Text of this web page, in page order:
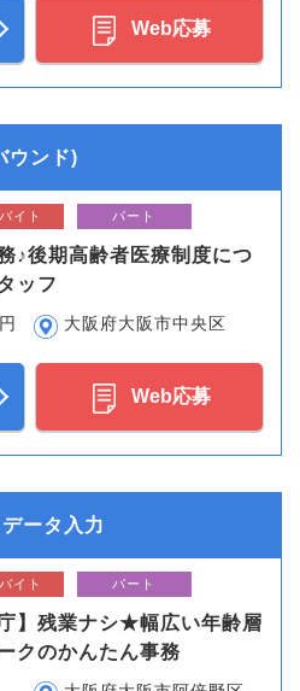
Web応募
ウンド)
イト パート
♪後期高齢者医療制度につ
ッフ
大阪府大阪市中央区
Web応募
ータ入力
イト パート
】残業ナシ★幅広い年齢層
クのかんたん事務